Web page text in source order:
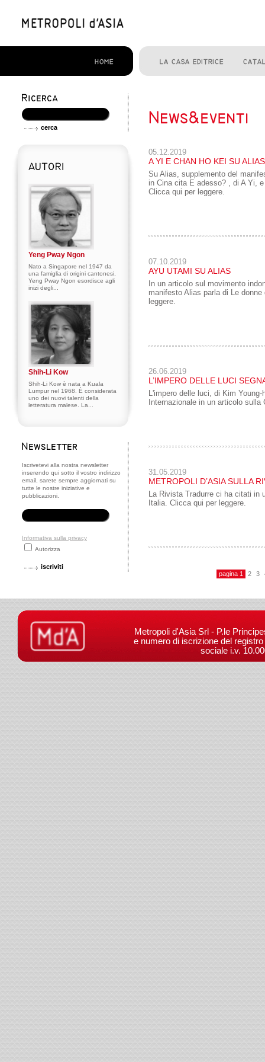
Yeng Pway Ngon
Nato a Singapore nel 1947 da
una famiglia di origini cantonesi,
Yeng Pway Ngon esordisce agli
inizi degli...
Shih-Li Kow
Shih-Li Kow è nata a Kuala
Lumpur nel 1968. È considerata
uno dei nuovi talenti della
letteratura malese. La...
Iscrivetevi alla nostra newsletter
inserendo qui sotto il vostro indirizzo
email, sarete sempre aggiornati su
tutte le nostre iniziative e
pubblicazioni.
Informativa sulla privacy
Autorizza
05.12.2019
A YI E CHAN HO KEI SU ALIAS
Su Alias, supplemento del
in Cina cita E adesso? , di A Yi,
Clicca qui per leggere.
07.10.2019
AYU UTAMI SU ALIAS
In un articolo sul movimento
manifesto Alias parla di Le
leggere.
26.06.2019
L’IMPERO DELLE LUCI
L'impero delle luci, di Kim
Internazionale in un articolo
31.05.2019
METROPOLI D’ASIA SULLA
La Rivista Tradurre ci ha citati in
Italia. Clicca qui per leggere.
pagina 1 2 3
Metropoli d'Asia Srl - P.le
e numero di iscrizione del
sociale i.v.